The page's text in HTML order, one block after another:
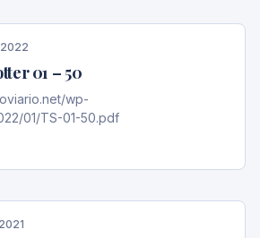
2022
01 – 50
wp-
01/TS-01-50.pdf